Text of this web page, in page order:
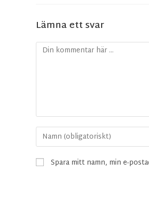
Lämna ett svar
Spara mitt namn, min e-